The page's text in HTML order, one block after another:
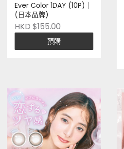
Ever Color 1DAY (10P)｜
(日本品牌)
HKD $155.00
預購